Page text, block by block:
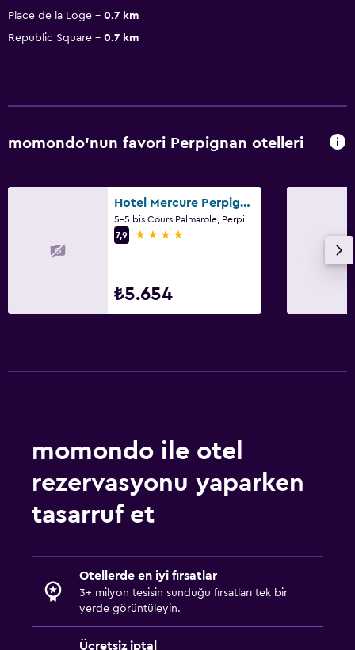
Place de la Loge
0.7 km
Republic Square
0.7 km
momondo'nun favori Perpignan otelleri
Hotel Mercure Perpignan Centre
7,9
4 yıldız
₺5.654
momondo ile otel
rezervasyonu yaparken
tasarruf et
Otellerde en iyi fırsatlar
3+ milyon tesisin sunduğu fırsatları tek bir
yerde görüntüleyin.
Ücretsiz iptal